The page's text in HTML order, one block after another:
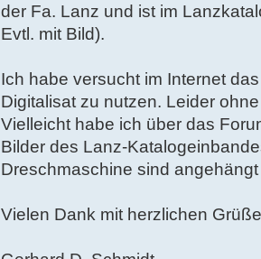
der Fa. Lanz und ist im
Evtl. mit Bild).
Ich habe versucht im Internet
Digitalisat zu nutzen. Leider
Vielleicht habe ich über das
Bilder des Lanz-
Dreschmaschine sind angehängt
Vielen Dank mit herzlichen